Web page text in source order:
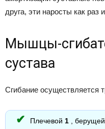
друга, эти наросты как раз
Мышцы-
сустава
Сгибание
Плечевой 1 ,